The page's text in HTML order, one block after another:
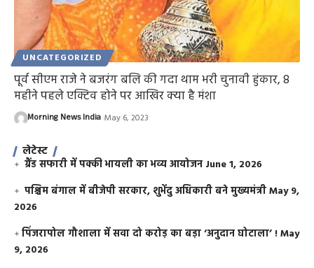
UNCATEGORIZED
पूर्व सीएम राजे ने बजरंग बलि की गदा थाम भरी चुनावी हुंकार, 8
महीने पहले एक्टिव होने पर आखिर क्या है मंशा
Morning News India May 6, 2023
लेटेस्ट
ग्रैंड सफारी में पक्की भायली का भव्य आयोजन June 1, 2026
पश्चिम बंगाल में बीजेपी सरकार, शुभेंदु अधिकारी बने मुख्यमंत्रीMay 9,
2026
​पिंजरापोल गौशाला में सवा दो करोड़ का बड़ा ‘अनुदान घोटाला’ !May
9, 2026